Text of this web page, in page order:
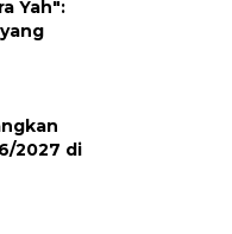
Yah":
2027 di